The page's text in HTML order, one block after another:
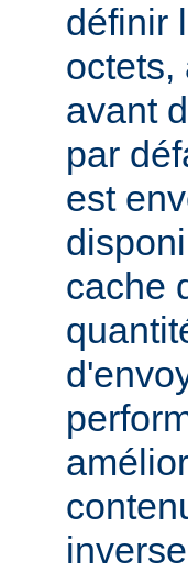
définir
octets,
avant
par
est
cache